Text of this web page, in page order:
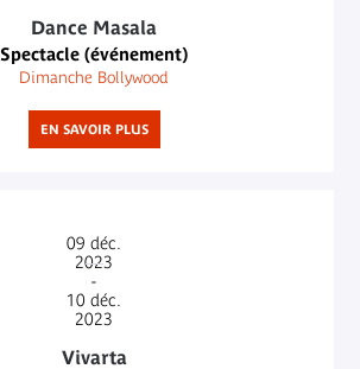
Dance Masala
Spectacle (événement)
Dimanche Bollywood
EN SAVOIR PLUS
09 déc.
2023
-
10 déc.
2023
Vivarta